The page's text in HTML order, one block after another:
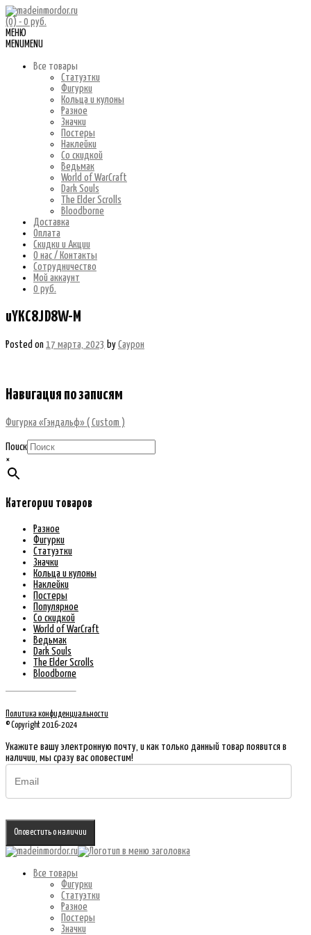
(0) - 0 руб.
МЕНЮ
MENU MENU
Все товары
Статуэтки
Фигурки
Кольца и кулоны
Разное
Значки
Постеры
Наклейки
Со скидкой
Ведьмак
World of WarCraft
Dark Souls
The Elder Scrolls
Bloodborne
Доставка
Оплата
Скидки и Акции
О нас / Контакты
Сотрудничество
Мой аккаунт
0 руб.
uYKC8JD8W-M
Posted on 17 марта, 2023 by Саурон
Навигация по записям
Фигурка «Гэндальф» ( Custom )
Поиск
×
Категории товаров
Разное
Фигурки
Статуэтки
Значки
Кольца и кулоны
Наклейки
Постеры
Популярное
Со скидкой
World of WarCraft
Ведьмак
Dark Souls
The Elder Scrolls
Bloodborne
Политика конфиденциальности
© Copyright 2016-2024
Укажите вашу электронную почту, и как только данный товар появится в
наличии, мы сразу вас оповестим!
Оповестить о наличии
Все товары
Фигурки
Статуэтки
Разное
Постеры
Значки